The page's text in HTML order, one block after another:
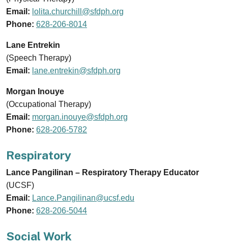
Email: lolita.churchill@sfdph.org
Phone: 628-206-8014
Lane Entrekin
(Speech Therapy)
Email: lane.entrekin@sfdph.org
Morgan Inouye
(Occupational Therapy)
Email: morgan.inouye@sfdph.org
Phone: 628-206-5782
Respiratory
Lance Pangilinan – Respiratory Therapy Educator
(UCSF)
Email: Lance.Pangilinan@ucsf.edu
Phone: 628-206-5044
Social Work